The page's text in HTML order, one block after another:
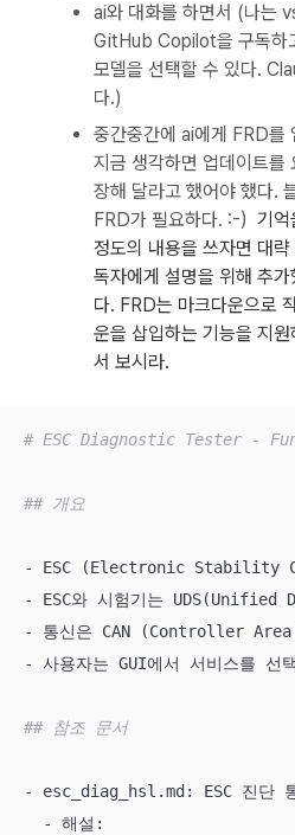
ai와 대화를 하면서 (나는
GitHub Copilot을 구독하
모델을 선택할 수 있다.
다.)
중간중간에 ai에게 FRD를
지금 생각하면 업데이트를
장해 달라고 했어야 했다.
FRD가 필요하다. :-) 기억
정도의 내용을 쓰자면 대
독자에게 설명을 위해 추가
다. FRD는 마크다운으로
운을 삽입하는 기능을 지
서 보시라.
# ESC Diagnostic Tester -
## 개요
- ESC (Electronic Stability
- ESC와 시험기는
- 통신은 CAN (Controller Area
- 사용자는 GUI에서 서비스를 선
## 참조 문서
- esc_diag_hsl.md: ESC 진단
  - 해설: